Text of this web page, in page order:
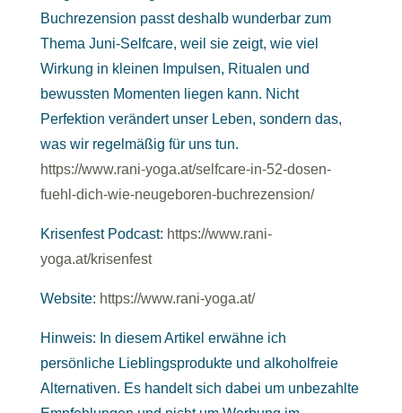
Buchrezension passt deshalb wunderbar zum
Thema Juni-Selfcare, weil sie zeigt, wie viel
Wirkung in kleinen Impulsen, Ritualen und
bewussten Momenten liegen kann. Nicht
Perfektion verändert unser Leben, sondern das,
was wir regelmäßig für uns tun.
https://www.rani-yoga.at/selfcare-in-52-dosen-
fuehl-dich-wie-neugeboren-buchrezension/
Krisenfest Podcast: https://www.rani-
yoga.at/krisenfest
Website: https://www.rani-yoga.at/
Hinweis: In diesem Artikel erwähne ich
persönliche Lieblingsprodukte und alkoholfreie
Alternativen. Es handelt sich dabei um unbezahlte